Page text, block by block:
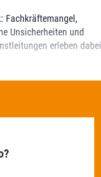
Fachkräftemangel,
Unsicherheiten und
erleben dabei